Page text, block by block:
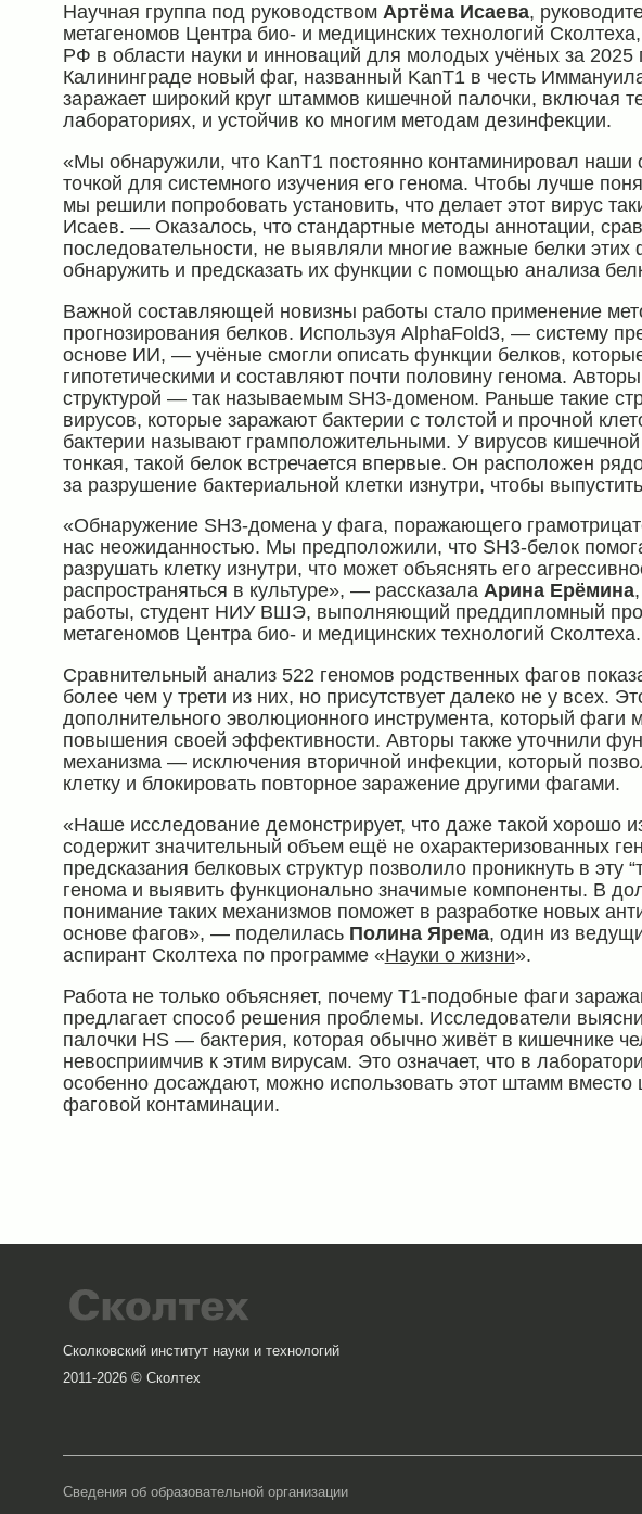
Научная группа под руководством Артёма Исаева,
метагеномов Центра био- и медицинских технологий
РФ в области науки и инноваций для молодых учёных за
Калининграде новый фаг, названный KanT1 в честь
заражает широкий круг штаммов кишечной палочки, включая
лабораториях, и устойчив ко многим методам дезинфекции.
«Мы обнаружили, что KanT1 постоянно контаминировал наши
точкой для системного изучения его генома. Чтобы лучше
мы решили попробовать установить, что делает этот вирус
Исаев. — Оказалось, что стандартные методы аннотации,
последовательности, не выявляли многие важные белки
обнаружить и предсказать их функции с помощью анализа
Важной составляющей новизны работы стало применение
прогнозирования белков. Используя AlphaFold3, — систему
основе ИИ, — учёные смогли описать функции белков,
гипотетическими и составляют почти половину генома.
структурой — так называемым SH3-доменом. Раньше такие
вирусов, которые заражают бактерии с толстой и прочной
бактерии называют грамположительными. У вирусов
тонкая, такой белок встречается впервые. Он расположен
за разрушение бактериальной клетки изнутри, чтобы
«Обнаружение SH3-домена у фага, поражающего
нас неожиданностью. Мы предположили, что SH3-белок
разрушать клетку изнутри, что может объяснять его
распространяться в культуре», — рассказала Арина Ерёмина
работы, студент НИУ ВШЭ, выполняющий преддипломный
метагеномов Центра био- и медицинских технологий Сколтеха.
Сравнительный анализ 522 геномов родственных фагов
более чем у трети из них, но присутствует далеко не у всех.
дополнительного эволюционного инструмента, который фаги
повышения своей эффективности. Авторы также уточнили
механизма — исключения вторичной инфекции, который
клетку и блокировать повторное заражение другими фагами.
«Наше исследование демонстрирует, что даже такой хорошо
содержит значительный объем ещё не охарактеризованных
предсказания белковых структур позволило проникнуть в эту
генома и выявить функционально значимые компоненты. В
понимание таких механизмов поможет в разработке новых
основе фагов», — поделилась Полина Ярема, один из
аспирант Сколтеха по программе «Науки о жизни».
Работа не только объясняет, почему T1-подобные фаги
предлагает способ решения проблемы. Исследователи
палочки HS — бактерия, которая обычно живёт в кишечнике
невосприимчив к этим вирусам. Это означает, что в
особенно досаждают, можно использовать этот штамм вместо
фаговой контаминации.
Сколковский институт науки и технологий
2011-2026 © Сколтех
Сведения об образовательной организации